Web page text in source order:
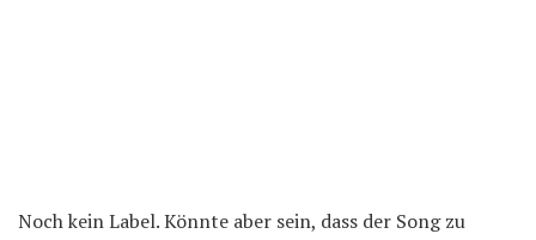
Noch kein Label. Könnte aber sein, dass der Song zu